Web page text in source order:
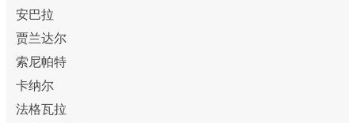
安巴拉
贾兰达尔
索尼帕特
卡纳尔
法格瓦拉